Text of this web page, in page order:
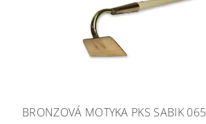
BRONZOVÁ MOTYKA PKS SABIK 065